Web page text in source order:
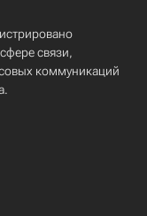
связи,
коммуникаций